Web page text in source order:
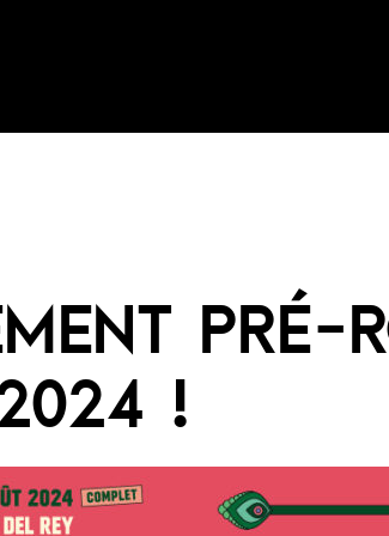
PRÉ-
!